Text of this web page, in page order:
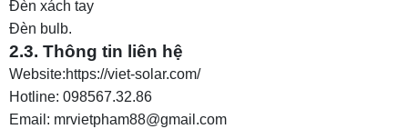
Đèn xách tay
Đèn bulb.
2.3. Thông tin liên hệ
Website:https://viet-solar.com/
Hotline: 098567.32.86
Email: mrvietpham88@gmail.com